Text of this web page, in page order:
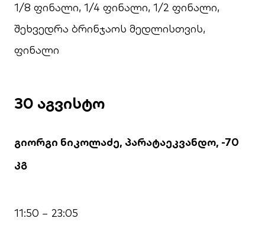
1/8 ფინალი, 1/4 ფინალი, 1/2 ფინალი,
შეხვედრა ბრინჯაოს მედლისთვის,
ფინალი
30 აგვისტო
გიორგი ნიკოლაძე, პარატაეკვანდო, -70
კგ
11:50 − 23:05